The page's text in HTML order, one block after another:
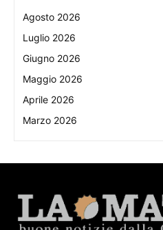
Agosto 2026
Luglio 2026
Giugno 2026
Maggio 2026
Aprile 2026
Marzo 2026